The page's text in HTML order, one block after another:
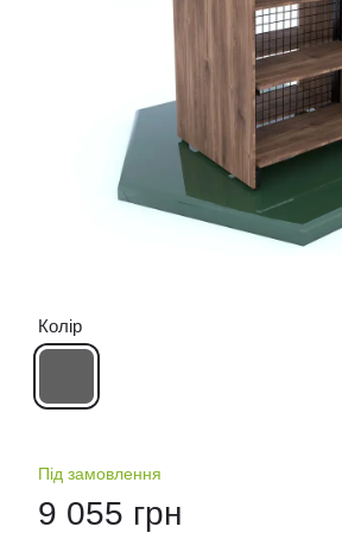
Колір
Під замовлення
9 055 грн